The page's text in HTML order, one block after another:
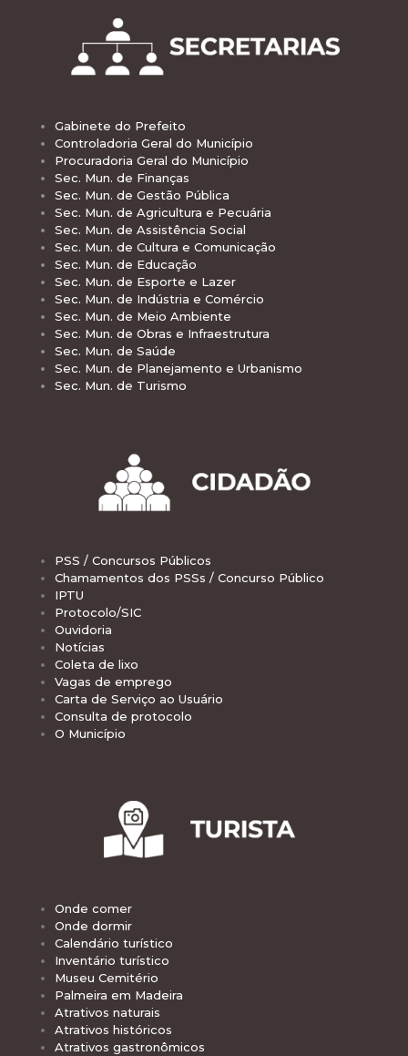
Gabinete do Prefeito
Controladoria Geral do Município
Procuradoria Geral do Município
Sec. Mun. de Finanças
Sec. Mun. de Gestão Pública
Sec. Mun. de Agricultura e Pecuária
Sec. Mun. de Assistência Social
Sec. Mun. de Cultura e Comunicação
Sec. Mun. de Educação
Sec. Mun. de Esporte e Lazer
Sec. Mun. de Indústria e Comércio
Sec. Mun. de Meio Ambiente
Sec. Mun. de Obras e Infraestrutura
Sec. Mun. de Saúde
Sec. Mun. de Planejamento e Urbanismo
Sec. Mun. de Turismo
PSS / Concursos Públicos
Chamamentos dos PSSs / Concurso Público
IPTU
Protocolo/SIC
Ouvidoria
Notícias
Coleta de lixo
Vagas de emprego
Carta de Serviço ao Usuário
Consulta de protocolo
O Município
Onde comer
Onde dormir
Calendário turístico
Inventário turístico
Museu Cemitério
Palmeira em Madeira
Atrativos naturais
Atrativos históricos
Atrativos gastronômicos